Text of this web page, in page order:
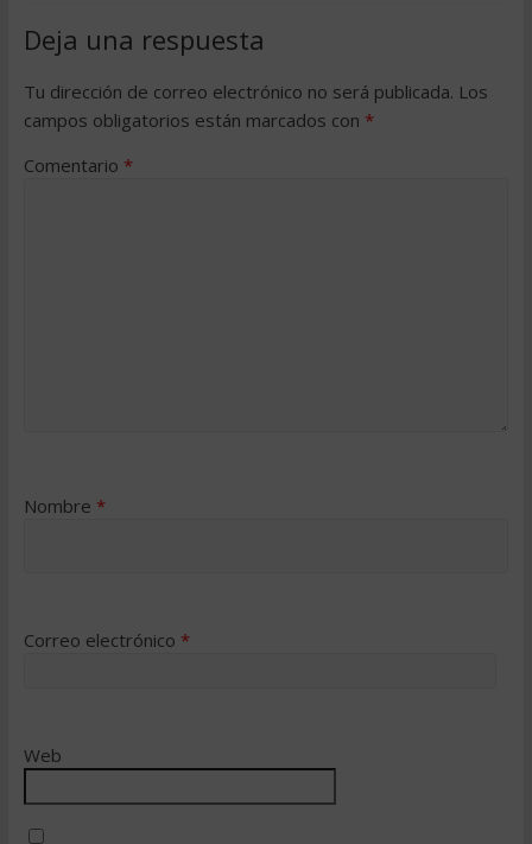
Deja una respuesta
Tu dirección de correo electrónico no será publicada. Los
campos obligatorios están marcados con *
Comentario *
Nombre *
Correo electrónico *
Web